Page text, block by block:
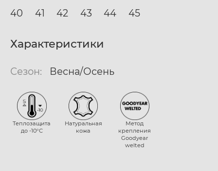
40 41 42 43 44 45
Характеристики
Сезон: Весна/Осень
Теплозащита
до -10°С
Натуральная
кожа
Метод
крепления
Goodyear
welted